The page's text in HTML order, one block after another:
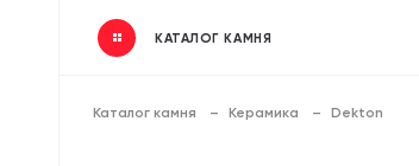
КАТАЛОГ КАМНЯ
Каталог камня Керамика Dekton